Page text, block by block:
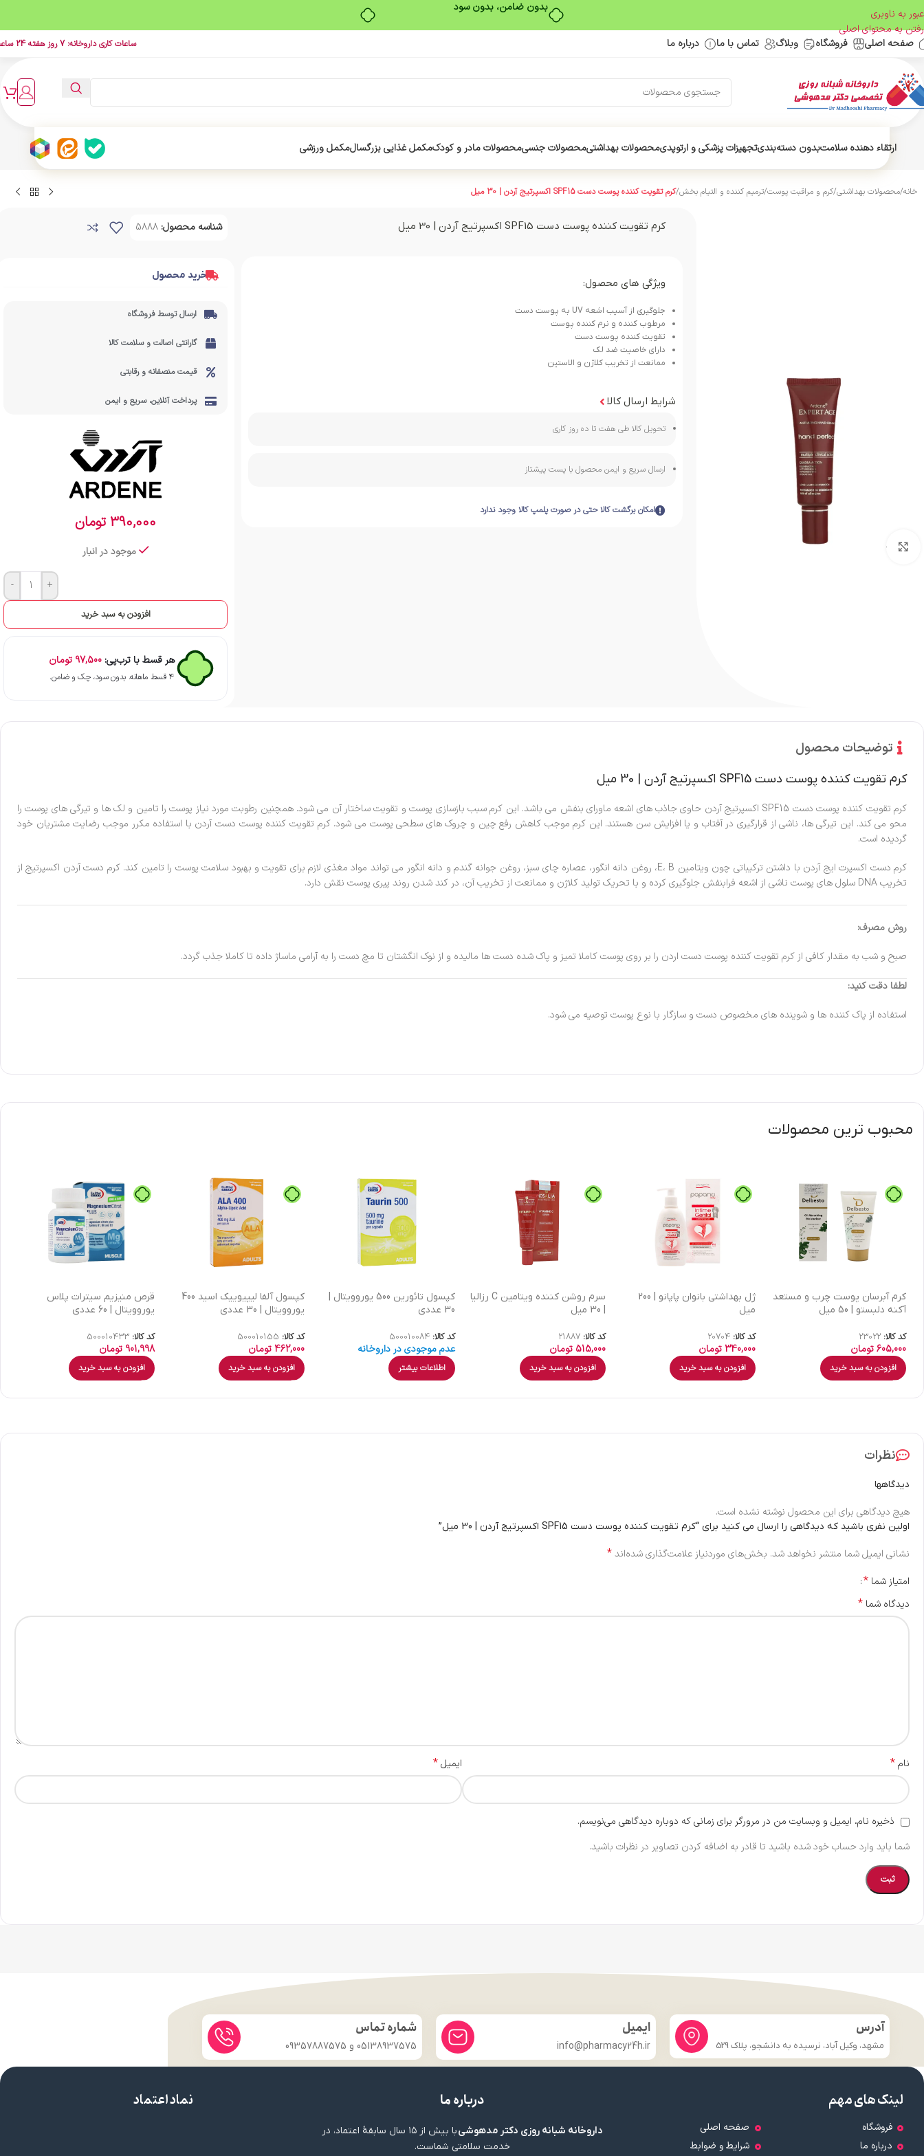
بدون ضامن، بدون سود
عبور به ناوبری
رفتن به محتوای اصلی
صفحه اصلی
فروشگاه وبلاگ تماس با ما درباره ما ساعات کاری داروخانه: 7 روز هفته 24 ساعت
ارتقاء دهنده سلامتبدون دسته‌بندیتجهیزات پزشکی و ارتوپدیمحصولات بهداشتیمحصولات جنسیمحصولات مادر و کودکمکمل غذایی بزرگسالمکمل ورزشی
خانه/محصولات بهداشتی/کرم و مراقبت پوست/ترمیم کننده و التیام بخش/کرم تقویت کننده پوست دست SPF15 اکسپرتیج آردن | 30 میل
کرم تقویت کننده پوست دست SPF15 اکسپرتیج آردن | 30 میل
ویژگی های محصول:
جلوگیری از آسیب اشعه UV به پوست دست
مرطوب کننده و نرم کننده پوست
تقویت کننده پوست دست
دارای خاصیت ضد لک
ممانعت از تخریب کلاژن و الاستین
شرایط ارسال کالا
تحویل کالا طی هفت تا ده روز کاری
ارسال سریع و ایمن محصول با پست پیشتاز
امکان برگشت کالا حتی در صورت پلمپ کالا وجود ندارد
شناسه محصول: 5888
خرید محصول
ارسال توسط فروشگاه
گارانتی اصالت و سلامت کالا
قیمت منصفانه و رقابتی
پرداخت آنلاین، سریع و ایمن
390,000 تومان
موجود در انبار
- +
افزودن به سبد خرید
هر قسط با ترب‌پی: 97,500 تومان
۴ قسط ماهانه. بدون سود، چک و ضامن.
توضیحات محصول
کرم تقویت کننده پوست دست SPF15 اکسپرتیج آردن | 30 میل
کرم تقویت کننده پوست دست SPF15 اکسپرتیج آردن حاوی جاذب های اشعه ماورای بنفش می باشد. این کرم سبب بازسازی پوست و تقویت ساختار آن می شود. همچنین رطوبت مورد نیاز پوست را تامین و لک ها و تیرگی های پوست را
محو می کند. این تیرگی ها، ناشی از قرارگیری در آفتاب و یا افزایش سن هستند. این کرم موجب کاهش رفع چین و چروک های سطحی پوست می شود. کرم تقویت کننده پوست دست آردن با استفاده مکرر موجب رضایت مشتریان خود
گردیده است.
کرم دست اکسپرت ایج آردن با داشتن ترکیباتی چون ویتامین E، B، روغن دانه انگور، عصاره چای سبز، روغن جوانه گندم و دانه انگور می تواند مواد مغذی لازم برای تقویت و بهبود سلامت پوست را تامین کند. کرم دست آردن اکسپرتیج از
تخریب DNA سلول های پوست ناشی از اشعه فرابنفش جلوگیری کرده و با تحریک تولید کلاژن و ممانعت از تخریب آن، در کند شدن روند پیری پوست نقش دارد.
روش مصرف:
صبح و شب به مقدار کافی از کرم تقویت کننده پوست دست اردن را بر روی پوست کاملا تمیز و پاک شده دست ها مالیده و از نوک انگشتان تا مچ دست را به آرامی ماساژ داده تا کاملا جذب گردد.
لطفا دقت کنید:
استفاده از پاک کننده ها و شوینده های مخصوص دست و سازگار با نوع پوست توصیه می شود.
محبوب ترین محصولات
كرم آبرسان پوست چرب و مستعد
آکنه دلبستو | 50 میل
کد کالا: 23022
605,000تومان
افزودن به سبد خرید
ژل بهداشتی بانوان پاپانو | 200
میل
کد کالا: 20704
340,000 تومان
افزودن به سبد خرید
سرم روشن کننده ویتامین C رزالیا
| 30 میل
کد کالا:21887
515,000 تومان
افزودن به سبد خرید
کپسول تائورین 500 یوروویتال |
30 عددی
کد کالا: 500010084
عدم موجودی در داروخانه
اطلاعات بیشتر
کپسول آلفا لیپیوییک اسید 400
یوروویتال | 30 عددی
کد کالا: 500010155
462,000 تومان
افزودن به سبد خرید
قرص منیزیم سیترات پلاس
یوروویتال | 60 عددی
کد کالا:500010433
901,998 تومان
افزودن به سبد خرید
نظرات
دیدگاهها
هیچ دیدگاهی برای این محصول نوشته نشده است.
اولین نفری باشید که دیدگاهی را ارسال می کنید برای “کرم تقویت کننده پوست دست SPF15 اکسپرتیج آردن | 30 میل”
نشانی ایمیل شما منتشر نخواهد شد. بخش‌های موردنیاز علامت‌گذاری شده‌اند*
امتیاز شما *
دیدگاه شما *
نام* ایمیل*
ذخیره نام، ایمیل و وبسایت من در مرورگر برای زمانی که دوباره دیدگاهی می‌نویسم.
شما باید وارد حساب خود شده باشید تا قادر به اضافه کردن تصاویر در نظرات باشید.
آدرس
مشهد، وکیل آباد، نرسیده به دانشجو، پلاک 529
ایمیل
info@pharmacy24h.ir
شماره تماس
05138937575 و 09357887575
لینک های مهم
فروشگاه
درباره ما
صفحه اصلی
شرایط و ضوابط
درباره ما
داروخانه شبانه روزی دکتر مدهوشی
با بیش از ۱۵ سال سابقهٔ اعتماد، در
خدمت سلامتی شماست.
نماد اعتماد